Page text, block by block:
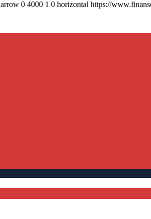
arrow 0 4000 1 0 horizontal https://